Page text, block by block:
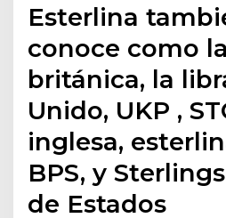
Esterlina
conoce como
británica, la
Unido, UKP ,
inglesa,
BPS, y
de Estados